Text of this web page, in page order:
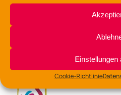
Einstellungen
Cookie-Richtlinie